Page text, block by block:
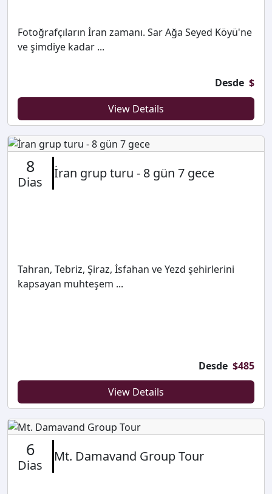
Fotoğrafçıların İran zamanı. Sar Ağa Seyed Köyü'ne
ve şimdiye kadar ...
Desde $
View Details
8
Dias
İran grup turu - 8 gün 7 gece
Tahran, Tebriz, Şiraz, İsfahan ve Yezd şehirlerini
kapsayan muhteşem ...
Desde $485
View Details
6
Dias
Mt. Damavand Group Tour